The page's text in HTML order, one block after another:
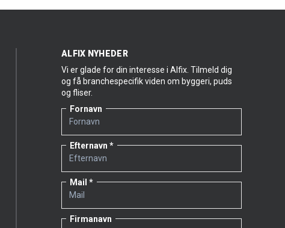
ALFIX NYHEDER
Vi er glade for din interesse i Alfix. Tilmeld dig
og få branchespecifik viden om byggeri, puds
og fliser.
Fornavn
Efternavn
Mail
Firmanavn